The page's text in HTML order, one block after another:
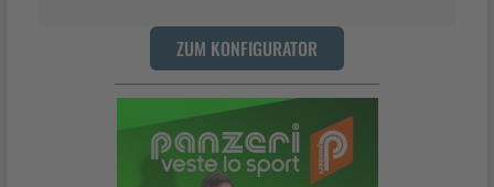
ZUM KONFIGURATOR